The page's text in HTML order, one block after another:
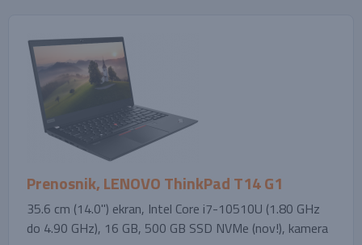
Prenosnik, LENOVO ThinkPad T14 G1
35.6 cm (14.0'') ekran, Intel Core i7-10510U (1.80 GHz
do 4.90 GHz), 16 GB, 500 GB SSD NVMe (nov!), kamera